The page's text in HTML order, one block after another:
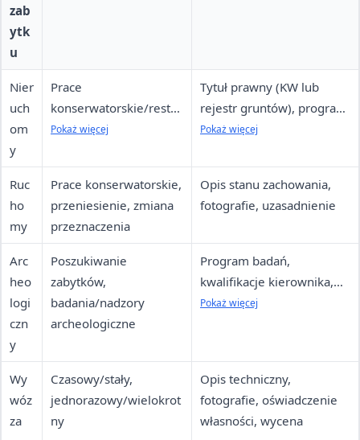
zab
ytk
u
Nier
uch
om
y
Prace
konserwatorskie/resta
uratorskie, roboty
działania
Pokaż więcej
Tytuł prawny (KW lub
rejestr gruntów), program
prac, dokumentacja
Pokaż więcej
Ruc
ho
my
Prace konserwatorskie,
przeniesienie, zmiana
przeznaczenia
Opis stanu zachowania,
fotografie, uzasadnienie
Arc
heo
logi
czn
y
Poszukiwanie
zabytków,
badania/nadzory
archeologiczne
Program badań,
kwalifikacje kierownika,
zabezpieczenie finansowe
Pokaż więcej
Wy
wóz
za
Czasowy/stały,
jednorazowy/wielokrot
ny
Opis techniczny,
fotografie, oświadczenie
własności, wycena